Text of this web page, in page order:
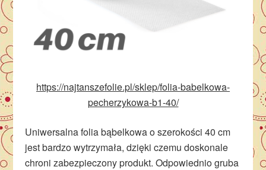
https://najtanszefolie.pl/sklep/folia-babelkowa-
pecherzykowa-b1-40/
Uniwersalna folia bąbelkowa o szerokości 40 cm
jest bardzo wytrzymała, dzięki czemu doskonale
chroni zabezpieczony produkt. Odpowiednio gruba